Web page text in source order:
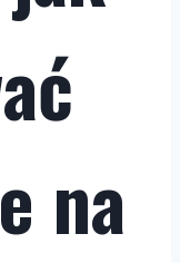
na